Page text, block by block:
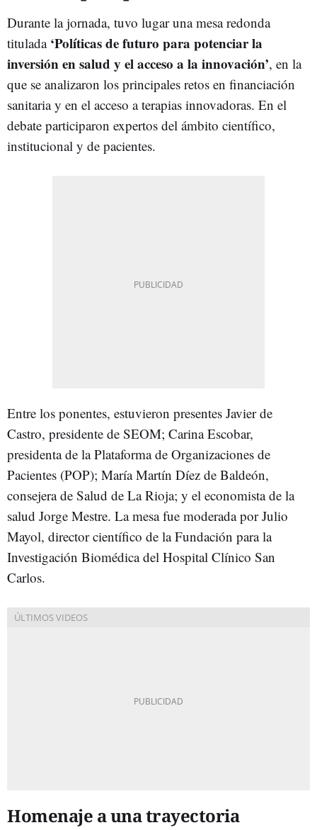
Durante la jornada, tuvo lugar una mesa redonda
titulada ‘Políticas de futuro para potenciar la
inversión en salud y el acceso a la innovación’, en la
que se analizaron los principales retos en financiación
sanitaria y en el acceso a terapias innovadoras. En el
debate participaron expertos del ámbito científico,
institucional y de pacientes.
Entre los ponentes, estuvieron presentes Javier de
Castro, presidente de SEOM; Carina Escobar,
presidenta de la Plataforma de Organizaciones de
Pacientes (POP); María Martín Díez de Baldeón,
consejera de Salud de La Rioja; y el economista de la
salud Jorge Mestre. La mesa fue moderada por Julio
Mayol, director científico de la Fundación para la
Investigación Biomédica del Hospital Clínico San
Carlos.
Homenaje a una trayectoria